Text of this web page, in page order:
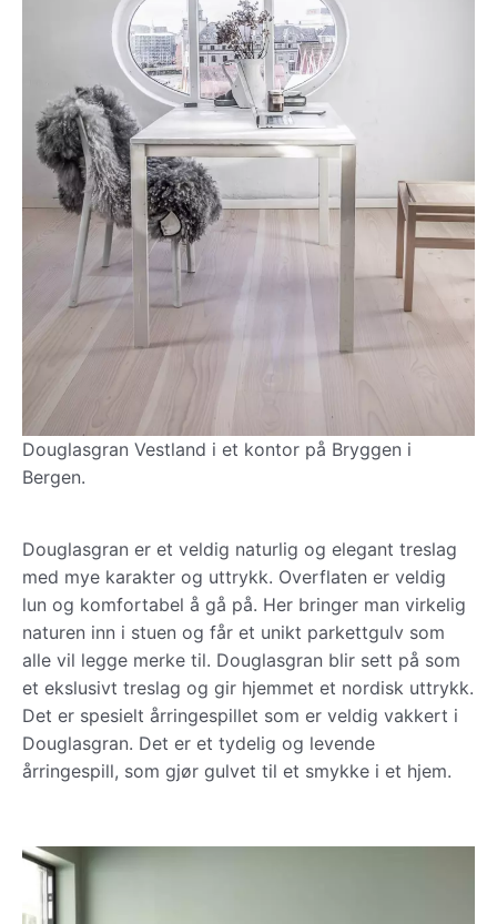
Douglasgran Vestland i et kontor på Bryggen i
Bergen.
Douglasgran er et veldig naturlig og elegant treslag
med mye karakter og uttrykk. Overflaten er veldig
lun og komfortabel å gå på. Her bringer man virkelig
naturen inn i stuen og får et unikt parkettgulv som
alle vil legge merke til. Douglasgran blir sett på som
et ekslusivt treslag og gir hjemmet et nordisk uttrykk.
Det er spesielt årringespillet som er veldig vakkert i
Douglasgran. Det er et tydelig og levende
årringespill, som gjør gulvet til et smykke i et hjem.